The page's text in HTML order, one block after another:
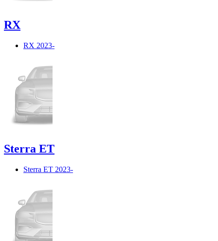
RX
RX 2023-
Sterra ET
Sterra ET 2023-